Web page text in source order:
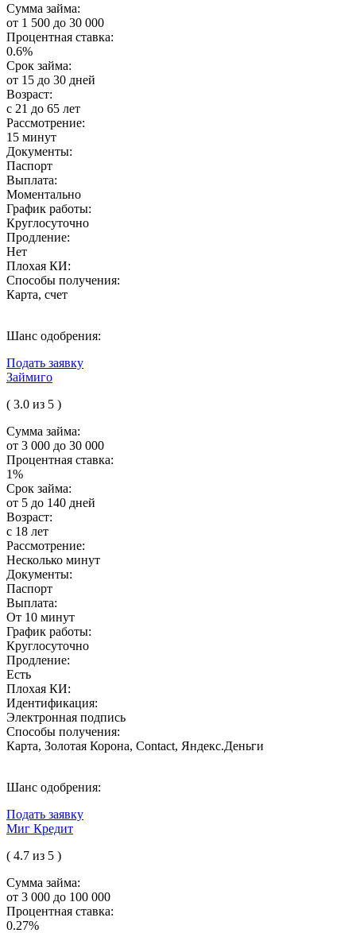
Сумма займа:
от 1 500 до 30 000
Процентная ставка:
0.6%
Срок займа:
от 15 до 30 дней
Возраст:
с 21 до 65 лет
Рассмотрение:
15 минут
Документы:
Паспорт
Выплата:
Моментально
График работы:
Круглосуточно
Продление:
Нет
Плохая КИ:
Способы получения:
Карта, счет
Шанс одобрения:
Подать заявку
Займиго
( 3.0 из 5 )
Сумма займа:
от 3 000 до 30 000
Процентная ставка:
1%
Срок займа:
от 5 до 140 дней
Возраст:
с 18 лет
Рассмотрение:
Несколько минут
Документы:
Паспорт
Выплата:
От 10 минут
График работы:
Круглосуточно
Продление:
Есть
Плохая КИ:
Идентификация:
Электронная подпись
Способы получения:
Карта, Золотая Корона, Contact, Яндекс.Деньги
Шанс одобрения:
Подать заявку
Миг Кредит
( 4.7 из 5 )
Сумма займа:
от 3 000 до 100 000
Процентная ставка:
0.27%